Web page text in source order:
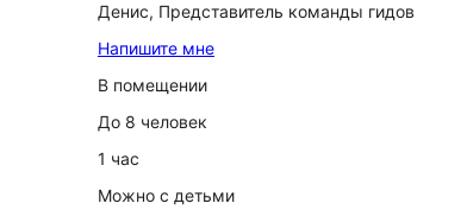
Денис, Представитель команды гидов
Напишите мне
В помещении
До 8 человек
1 час
Можно с детьми